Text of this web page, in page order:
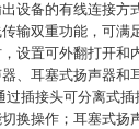
设备的有线连接方
输双重功能，可满
设置可外翻打开和
、耳塞式扬声器和
过插接头可分离式插
换操作；耳塞式扬